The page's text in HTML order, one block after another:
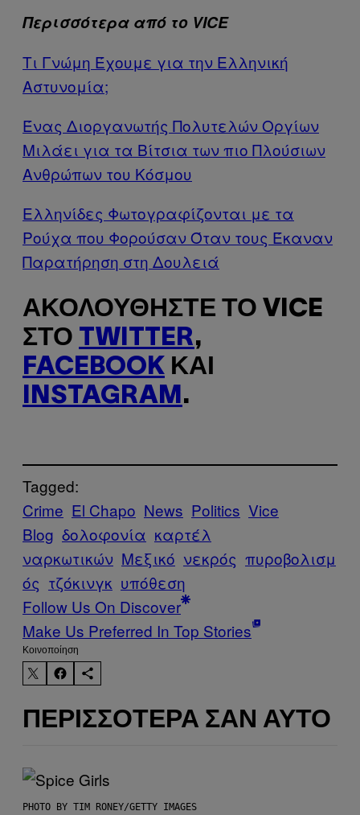
Περισσότερα από το VICE
Τι Γνώμη Έχουμε για την Ελληνική
Αστυνομία;
Ένας Διοργανωτής Πολυτελών Οργίων
Μιλάει για τα Βίτσια των πιο Πλούσιων
Ανθρώπων του Κόσμου
Ελληνίδες Φωτογραφίζονται με τα
Ρούχα που Φορούσαν Όταν τους Έκαναν
Παρατήρηση στη Δουλειά
ΑΚΟΛΟΥΘΉΣΤΕ ΤΟ VICE
ΣΤΟ TWITTER,
FACEBOOK ΚΑΙ
INSTAGRAM .
Tagged:
Crime El Chapo News Politics Vice
Blog δολοφονία καρτέλ
ναρκωτικών Μεξικό νεκρός πυροβολισμ
ός τζόκινγκ υπόθεση
Follow Us On Discover
Make Us Preferred In Top Stories
Kοινοποίηση
ΠΕΡΙΣΣΌΤΕΡΑ ΣΑΝ ΑΥΤΌ
PHOTO BY TIM RONEY/GETTY IMAGES